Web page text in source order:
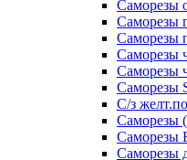
Саморезы
Саморезы
Саморезы
Саморезы
Саморезы
Cаморезы
С/з
Саморезы
Саморезы
Саморезы